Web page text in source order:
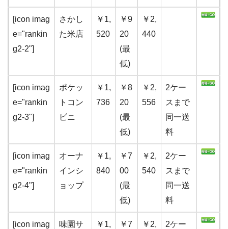
[icon imag
e="rankin
g2-2"]
さかし
た米店
￥1,
520
￥9
20
(最
低)
￥2,
440
[icon imag
e="rankin
g2-3"]
ポケッ
トコン
ビニ
￥1,
736
￥8
20
(最
低)
￥2,
556
2ケー
スまで
同一送
料
[icon imag
e="rankin
g2-4"]
オーナ
インシ
ョップ
￥1,
840
￥7
00
(最
低)
￥2,
540
2ケー
スまで
同一送
料
[icon imag
味園サ
￥1,
￥7
￥2,
2ケー